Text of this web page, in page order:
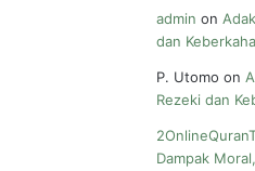
admin on
P. Utomo on
Dampak